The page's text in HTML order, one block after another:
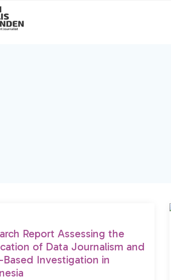
Report Assessing the
of Data Journalism and
Based Investigation in